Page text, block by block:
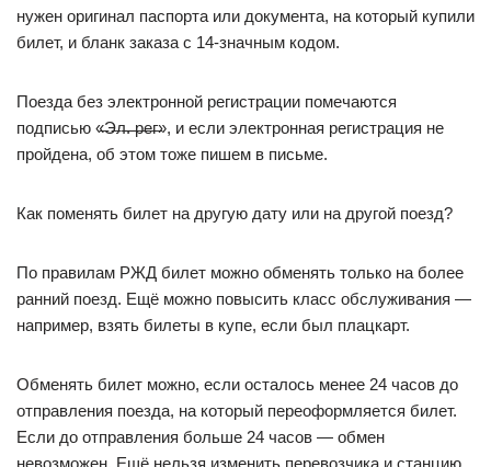
нужен оригинал паспорта или документа, на который купили
билет, и бланк заказа с 14-значным кодом.
Поезда без электронной регистрации помечаются
подписью «̶Э̶л̶.̶̶̶̶̶̶ ̶р̶е̶г̶», и если электронная регистрация не
пройдена, об этом тоже пишем в письме.
Как поменять билет на другую дату или на другой поезд?
По правилам РЖД билет можно обменять только на более
ранний поезд. Ещё можно повысить класс обслуживания —
например, взять билеты в купе, если был плацкарт.
Обменять билет можно, если осталось менее 24 часов до
отправления поезда, на который переоформляется билет.
Если до отправления больше 24 часов — обмен
невозможен. Ещё нельзя изменить перевозчика и станцию